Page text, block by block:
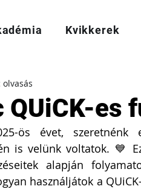
Kvikkerek
QUiCK-es
olvasás
ös évet, szeretnénk
is velünk voltatok. 💙
alapján
használjátok a